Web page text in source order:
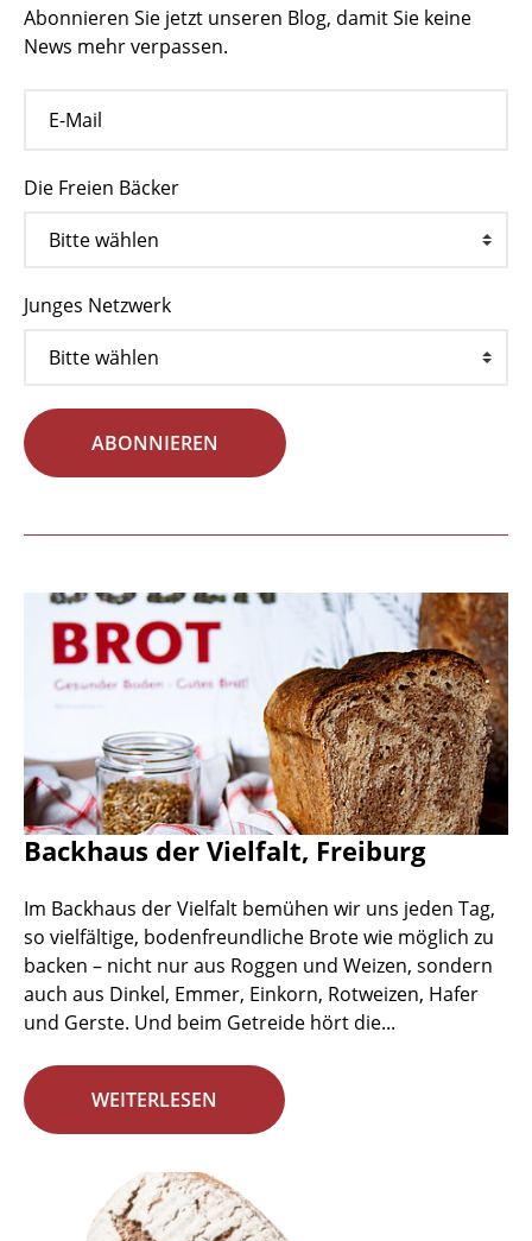
Abonnieren Sie jetzt unseren Blog, damit Sie keine
News mehr verpassen.
Die Freien Bäcker
Junges Netzwerk
ABONNIEREN
Backhaus der Vielfalt, Freiburg
Im Backhaus der Vielfalt bemühen wir uns jeden Tag,
so vielfältige, bodenfreundliche Brote wie möglich zu
backen – nicht nur aus Roggen und Weizen, sondern
auch aus Dinkel, Emmer, Einkorn, Rotweizen, Hafer
und Gerste. Und beim Getreide hört die...
WEITERLESEN